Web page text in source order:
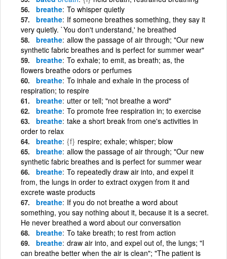
breathe To whisper quietly
breathe If someone breathes something, they say it
very quietly. `You don't understand,' he breathed
breathe allow the passage of air through; "Our new
synthetic fabric breathes and is perfect for summer wear"
breathe To exhale; to emit, as breath; as, the
flowers breathe odors or perfumes
breathe To inhale and exhale in the process of
respiration; to respire
breathe utter or tell; "not breathe a word"
breathe To promote free respiration in; to exercise
breathe take a short break from one's activities in
order to relax
breathe {f} respire; exhale; whisper; blow
breathe allow the passage of air through; "Our new
synthetic fabric breathes and is perfect for summer wear
breathe To repeatedly draw air into, and expel it
from, the lungs in order to extract oxygen from it and
excrete waste products
breathe If you do not breathe a word about
something, you say nothing about it, because it is a secret.
He never breathed a word about our conversation
breathe To take breath; to rest from action
breathe draw air into, and expel out of, the lungs; "I
can breathe better when the air is clean"; "The patient is